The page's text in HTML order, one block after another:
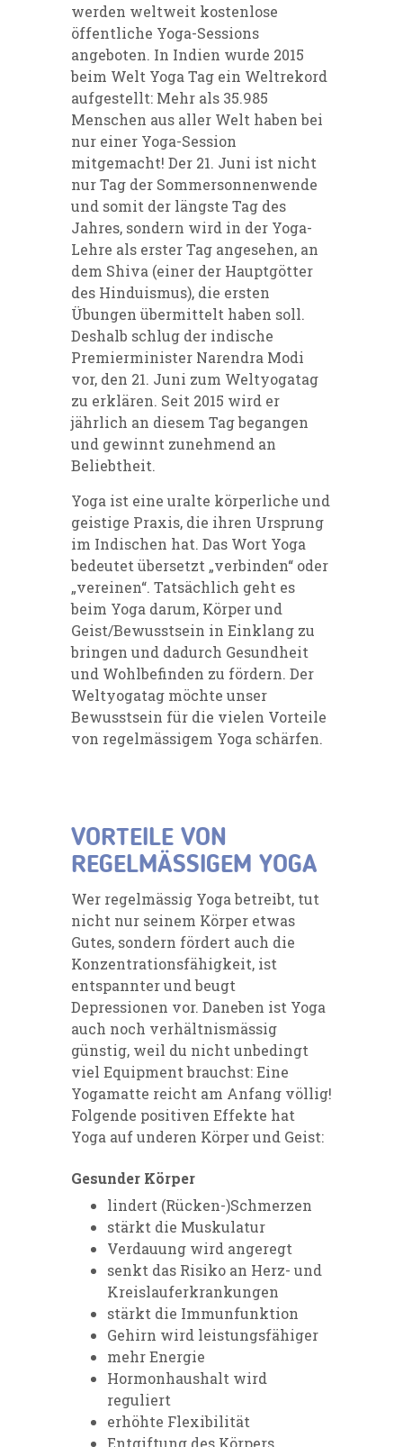
werden weltweit kostenlose
öffentliche Yoga-Sessions
angeboten. In Indien wurde 2015
beim Welt Yoga Tag ein Weltrekord
aufgestellt: Mehr als 35.985
Menschen aus aller Welt haben bei
nur einer Yoga-Session
mitgemacht! Der 21. Juni ist nicht
nur Tag der Sommersonnenwende
und somit der längste Tag des
Jahres, sondern wird in der Yoga-
Lehre als erster Tag angesehen, an
dem Shiva (einer der Hauptgötter
des Hinduismus), die ersten
Übungen übermittelt haben soll.
Deshalb schlug der indische
Premierminister Narendra Modi
vor, den 21. Juni zum Weltyogatag
zu erklären. Seit 2015 wird er
jährlich an diesem Tag begangen
und gewinnt zunehmend an
Beliebtheit.
Yoga ist eine uralte körperliche und
geistige Praxis, die ihren Ursprung
im Indischen hat. Das Wort Yoga
bedeutet übersetzt „verbinden“ oder
„vereinen“. Tatsächlich geht es
beim Yoga darum, Körper und
Geist/Bewusstsein in Einklang zu
bringen und dadurch Gesundheit
und Wohlbefinden zu fördern. Der
Weltyogatag möchte unser
Bewusstsein für die vielen Vorteile
von regelmässigem Yoga schärfen.
VORTEILE VON
REGELMÄSSIGEM YOGA
Wer regelmässig Yoga betreibt, tut
nicht nur seinem Körper etwas
Gutes, sondern fördert auch die
Konzentrationsfähigkeit, ist
entspannter und beugt
Depressionen vor. Daneben ist Yoga
auch noch verhältnismässig
günstig, weil du nicht unbedingt
viel Equipment brauchst: Eine
Yogamatte reicht am Anfang völlig!
Folgende positiven Effekte hat
Yoga auf underen Körper und Geist:
Gesunder Körper
lindert (Rücken-)Schmerzen
stärkt die Muskulatur
Verdauung wird angeregt
senkt das Risiko an Herz- und
Kreislauferkrankungen
stärkt die Immunfunktion
Gehirn wird leistungsfähiger
mehr Energie
Hormonhaushalt wird
reguliert
erhöhte Flexibilität
Entgiftung des Körpers